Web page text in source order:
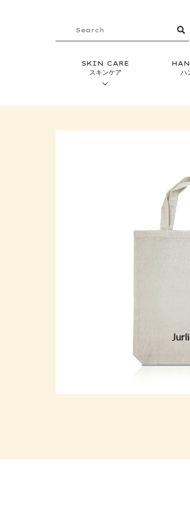
SKIN CARE
スキンケア ハ